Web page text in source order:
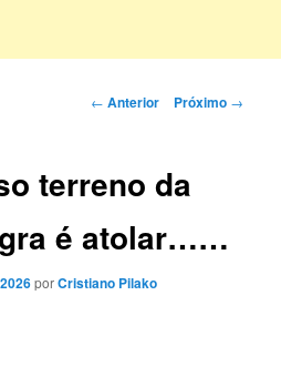
Navegação
← Anterior Próximo →
terreno da
é atolar……
porCristiano Pilako